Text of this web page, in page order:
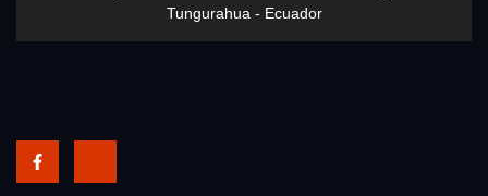
Tungurahua - Ecuador